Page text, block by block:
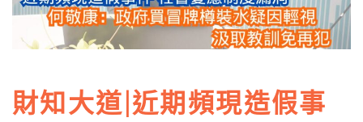
財知大道|近期頻現造假事